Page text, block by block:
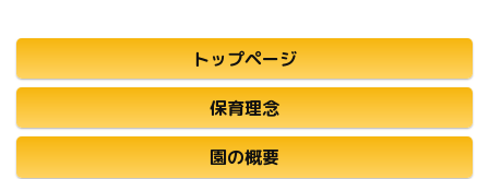
トップページ
保育理念
園の概要